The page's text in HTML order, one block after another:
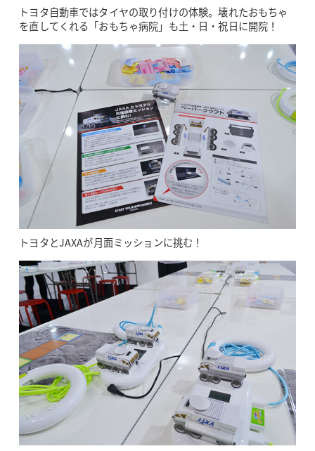
トヨタ自動車ではタイヤの取り付けの体験。壊れたおもちゃ
を直してくれる「おもちゃ病院」も土・日・祝日に開院！
トヨタとJAXAが月面ミッションに挑む！